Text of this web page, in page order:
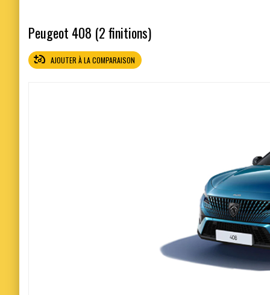
Peugeot 408 (2 finitions)
AJOUTER À LA COMPARAISON